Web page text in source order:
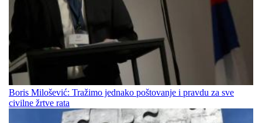
Boris Milošević: Tražimo jednako poštovanje i pravdu za sve
civilne žrtve rata